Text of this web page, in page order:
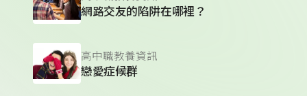
網路交友的陷阱在哪裡？
高中職教養資訊
戀愛症候群